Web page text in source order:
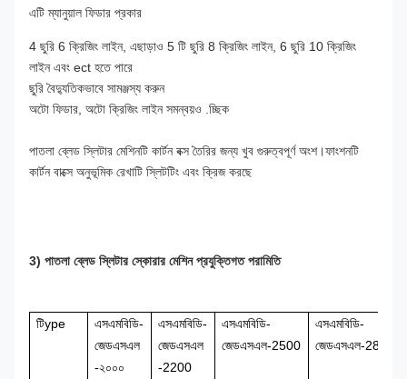
এটি ম্যানুয়াল ফিডার প্রকার
4 ছুরি 6 ক্রিজিং লাইন, এছাড়াও 5 টি ছুরি 8 ক্রিজিং লাইন, 6 ছুরি 10 ক্রিজিং
লাইন এবং ect হতে পারে
ছুরি বৈদ্যুতিকভাবে সামঞ্জস্য করুন
অটো ফিডার, অটো ক্রিজিং লাইন সমন্বয়ও .চ্ছিক
পাতলা ব্লেড স্লিটার মেশিনটি কার্টন বক্স তৈরির জন্য খুব গুরুত্বপূর্ণ অংশ।ফাংশনটি
কার্টন বাক্সে অনুভূমিক রেখাটি স্লিটটিং এবং ক্রিজ করছে
3) পাতলা ব্লেড স্লিটার স্কোরার মেশিন প্রযুক্তিগত পরামিতি
টিype
এসএমবিডি-
জেডএসএল
-২০০০
এসএমবিডি-
জেডএসএল
-2200
এসএমবিডি-
জেডএসএল-2500
এসএমবিডি-
জেডএসএল-28